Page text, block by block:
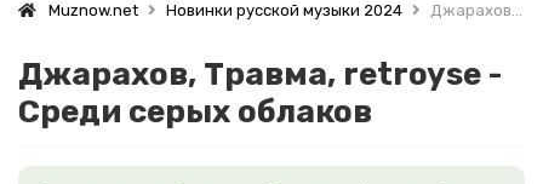
Muznow.net Новинки русской музыки 2024 Джарахов, Травма, retroyse - Среди серых облаков
Джарахов, Травма, retroyse -
Среди серых облаков